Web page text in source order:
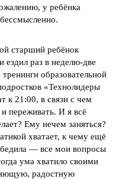
у ребёнка
старший ребёнок
ездил раз в неделю-две
образовательной
«Технолидеры
к 21:00, в связи с чем
и переживать. И я всё
Ему нечем заняться?
хватает, к чему ещё
— все мои вопросы
ума хватило своими
радостную